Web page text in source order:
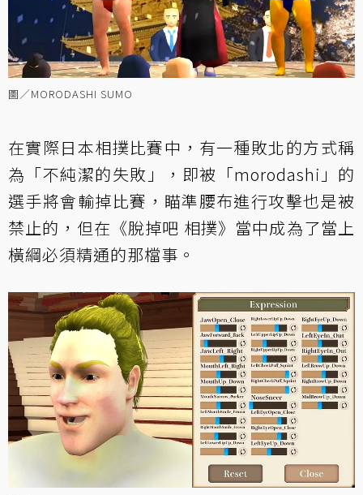
圖／MORODASHI SUMO
在實際日本相撲比賽中，有一種敗北的方式稱
為「不純潔的失敗」，即被「morodashi」的
選手將會輸掉比賽，瞄準腰布進行攻擊也是被
禁止的，但在《脫掉吧 相撲》當中成為了當上
橫綱必須精通的那檔事。